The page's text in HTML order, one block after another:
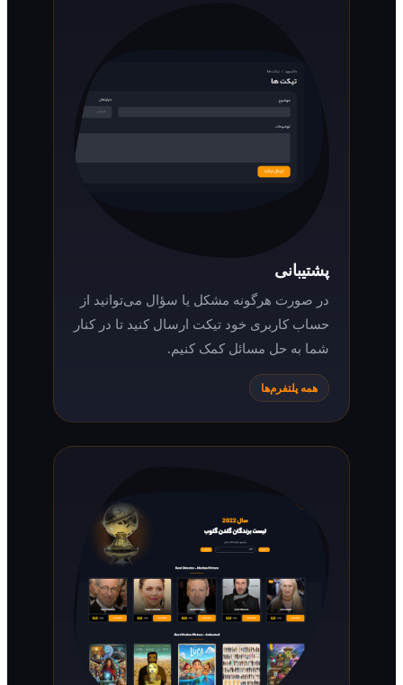
در صورت هرگونه مشکل یا سؤال می‌توانید از
حساب کاربری خود تیکت ارسال کنید تا در کنار
شما به حل مسائل کمک کنیم.
همه پلتفرم‌ها